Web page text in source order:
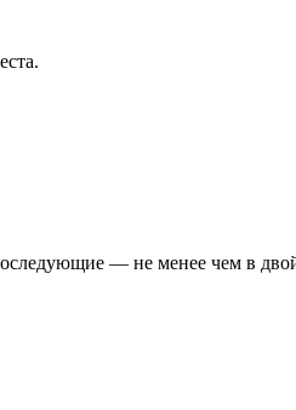
— не менее чем в